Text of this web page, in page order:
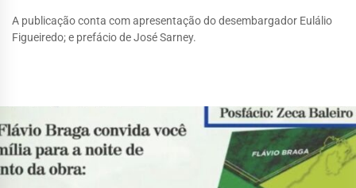
A publicação conta com apresentação do desembargador Eulálio
Figueiredo; e prefácio de José Sarney.